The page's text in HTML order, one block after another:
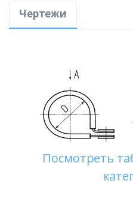
чтобы сервис
наших крепежных изделий.
Чертежи
Посмотреть